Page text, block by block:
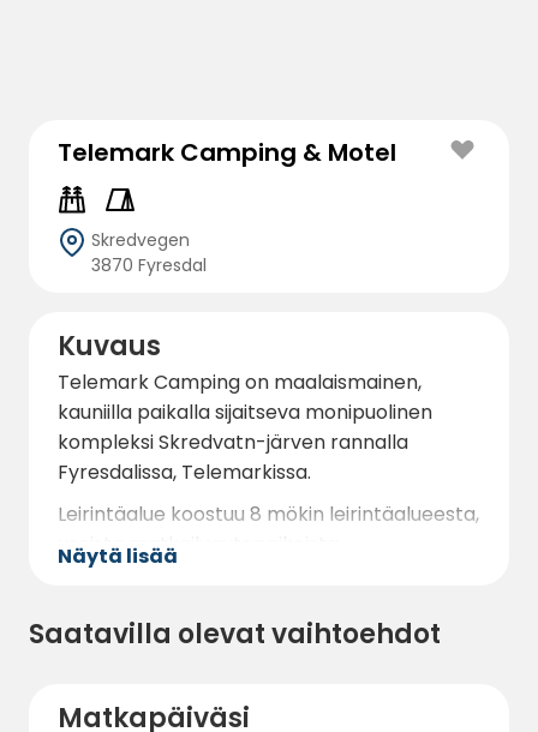
Telemark Camping & Motel
Skredvegen
3870 Fyresdal
Kuvaus
Telemark Camping on maalaismainen,
kauniilla paikalla sijaitseva monipuolinen
kompleksi Skredvatn-järven rannalla
Fyresdalissa, Telemarkissa.
Leirintäalue koostuu 8 mökin leirintäalueesta,
useista matkailuautopaikoista,
telttapaikasta, jossa on tilaa
pystytettyjä, täysin kalustettuja
Siellä on myös motelli ja pubi. Mahdollisuus
Näytä lisää
Saatavilla olevat vaihtoehdot
Matkapäiväsi